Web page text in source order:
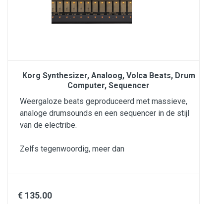
Korg Synthesizer, Analoog, Volca Beats, Drum
Computer, Sequencer
Weergaloze beats geproduceerd met massieve,
analoge drumsounds en een sequencer in de stijl
van de electribe.
Zelfs tegenwoordig, meer dan
€ 135.00